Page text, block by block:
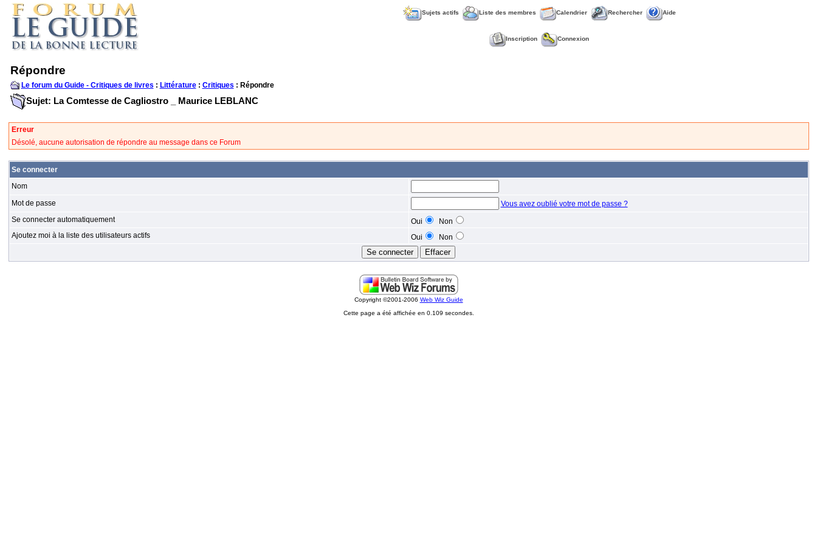
Sujets actifs Liste des membres Calendrier Rechercher Aide
Inscription Connexion
Répondre
Le forum du Guide - Critiques de livres : Littérature: Critiques : Répondre
Sujet: La Comtesse de Cagliostro _ Maurice LEBLANC
Erreur
Désolé, aucune autorisation de répondre au message dans ce Forum
Se connecter
Nom
Mot de passe
Vous avez oublié votre mot de passe ?
Se connecter automatiquement
Oui
Non
Ajoutez moi à la liste des utilisateurs actifs
Oui Non
Copyright ©2001-2006 Web Wiz Guide
Cette page a été affichée en 0.109 secondes.